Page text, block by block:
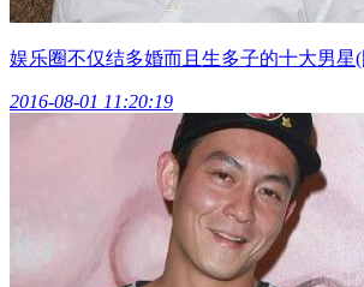
娱乐圈不仅结多婚而且生多子的十大男星
2016-08-01 11:20:19